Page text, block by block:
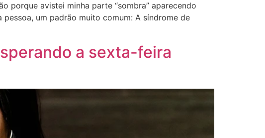
porque avistei minha parte “sombra” aparecendo
um padrão muito comum: A síndrome de
a sexta-feira